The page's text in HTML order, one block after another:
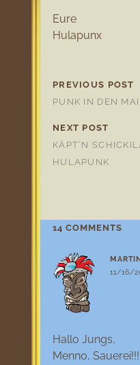
Eure
Hulapunx
PREVIOUS POST
PUNK IN DEN
NEXT POST
KÄPT`N
HULAPUNK
14 COMMENTS
11/16/
Hallo Jungs,
Menno,